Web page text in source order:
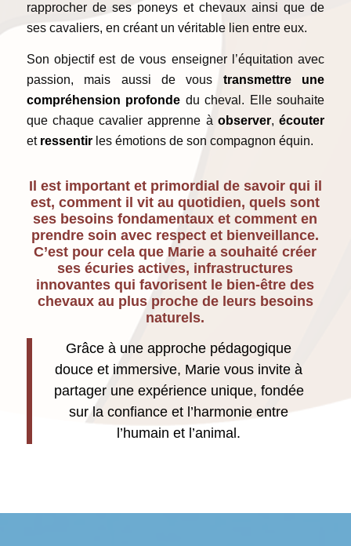
rapprocher de ses poneys et chevaux ainsi que de
ses cavaliers, en créant un véritable lien entre eux.
Son objectif est de vous enseigner l’équitation avec
passion, mais aussi de vous transmettre une
compréhension profonde du cheval. Elle souhaite
que chaque cavalier apprenne àobserver,écouter
et ressentirles émotions de son compagnon équin.
Il est important et primordial de savoir qui il
est, comment il vit au quotidien, quels sont
ses besoins fondamentaux et comment en
prendre soin avec respect et bienveillance.
C’est pour cela que Marie a souhaité créer
ses écuries actives, infrastructures
innovantes qui favorisent le bien-être des
chevaux au plus proche de leurs besoins
naturels.
Grâce à une approche pédagogique
douce et immersive, Marie vous invite à
partager une expérience unique, fondée
sur la confiance et l’harmonie entre
l’humain et l’animal.